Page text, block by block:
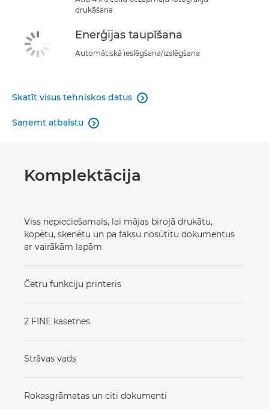
drukāšana
Enerģijas taupīšana
Automātiskā ieslēgšana/izslēgšana
Skatīt visus tehniskos datus 
Saņemt atbalstu 
Komplektācija
Viss nepieciešamais, lai mājas birojā drukātu,
kopētu, skenētu un pa faksu nosūtītu dokumentus
ar vairākām lapām
Četru funkciju printeris
2 FINE kasetnes
Strāvas vads
Rokasgrāmatas un citi dokumenti